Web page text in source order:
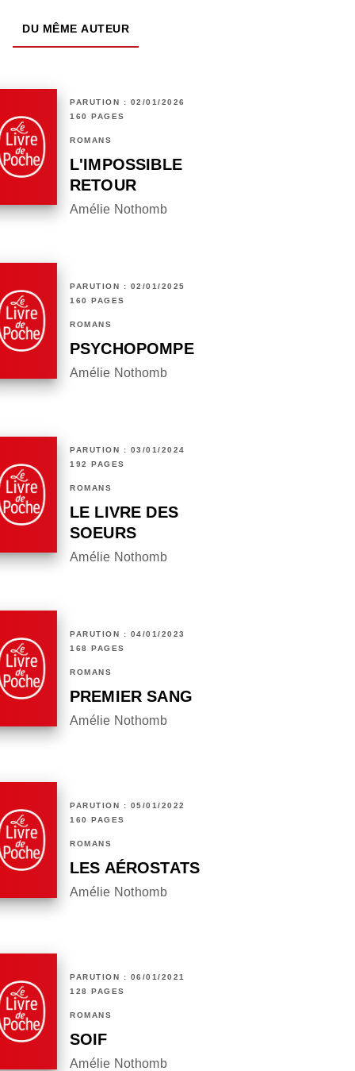
DU MÊME AUTEUR
PARUTION : 02/01/2026
160 PAGES
ROMANS
L'IMPOSSIBLE
RETOUR
Amélie Nothomb
PARUTION : 02/01/2025
160 PAGES
ROMANS
PSYCHOPOMPE
Amélie Nothomb
PARUTION : 03/01/2024
192 PAGES
ROMANS
LE LIVRE DES
SOEURS
Amélie Nothomb
PARUTION : 04/01/2023
168 PAGES
ROMANS
PREMIER SANG
Amélie Nothomb
PARUTION : 05/01/2022
160 PAGES
ROMANS
LES AÉROSTATS
Amélie Nothomb
PARUTION : 06/01/2021
128 PAGES
ROMANS
SOIF
Amélie Nothomb